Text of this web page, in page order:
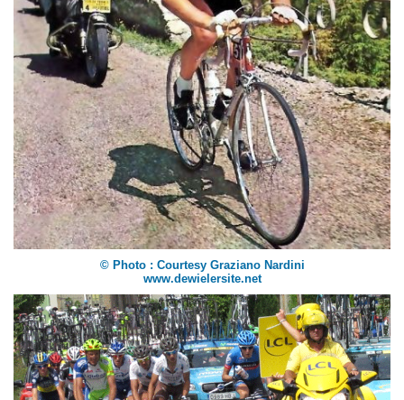
© Photo : Courtesy Graziano Nardini
www.dewielersite.net